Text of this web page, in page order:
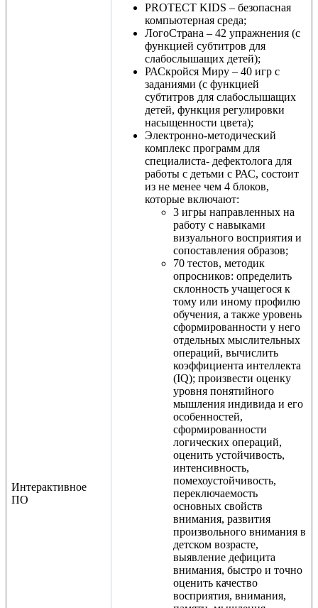
Интерактивное
ПО
PROTECT KIDS – безопасная
компьютерная среда;
ЛогоСтрана – 42 упражнения (с
функцией субтитров для
слабослышащих детей);
РАСкройся Миру – 40 игр с
заданиями (с функцией
субтитров для слабослышащих
детей, функция регулировки
насыщенности цвета);
Электронно-методический
комплекс программ для
специалиста- дефектолога для
работы с детьми с РАС, состоит
из не менее чем 4 блоков,
которые включают:
3 игры направленных на
работу с навыками
визуального восприятия и
сопоставления образов;
70 тестов, методик
опросников: определить
склонность учащегося к
тому или иному профилю
обучения, а также уровень
сформированности у него
отдельных мыслительных
операций, вычислить
коэффициента интеллекта
(IQ); произвести оценку
уровня понятийного
мышления индивида и его
особенностей,
сформированности
логических операций,
оценить устойчивость,
интенсивность,
помехоустойчивость,
переключаемость
основных свойств
внимания, развития
произвольного внимания в
детском возрасте,
выявление дефицита
внимания, быстро и точно
оценить качество
восприятия, внимания,